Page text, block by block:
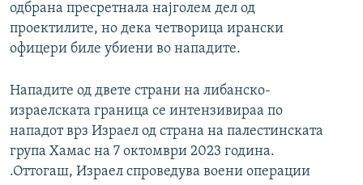
одбрана пресретнала најголем дел од
проектилите, но дека четворица ирански
офицери биле убиени во нападите.
Нападите од двете страни на либанско-
израелската граница се интензивираа по
нападот врз Израел од страна на палестинската
група Хамас на 7 октомври 2023 година.
.Оттогаш, Израел спроведува воени операции